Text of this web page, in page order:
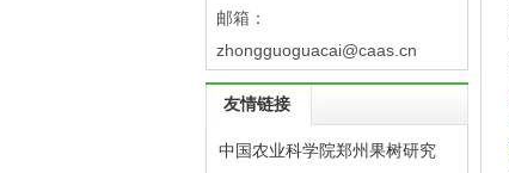
邮箱：
zhongguoguacai@caas.cn
友情链接
中国农业科学院郑州果树研究